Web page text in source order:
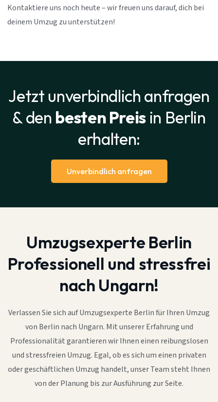
Kontaktiere uns noch heute – wir freuen uns darauf, dich bei
deinem Umzug zu unterstützen!
Jetzt unverbindlich anfragen
& den besten Preis in Berlin
erhalten:
Unverbindlich anfragen
Umzugsexperte Berlin
Professionell und stressfrei
nach Ungarn!
Verlassen Sie sich auf Umzugsexperte Berlin für Ihren Umzug
von Berlin nach Ungarn. Mit unserer Erfahrung und
Professionalität garantieren wir Ihnen einen reibungslosen
und stressfreien Umzug. Egal, ob es sich um einen privaten
oder geschäftlichen Umzug handelt, unser Team steht Ihnen
von der Planung bis zur Ausführung zur Seite.